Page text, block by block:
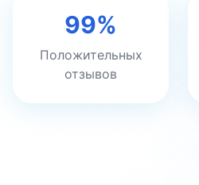
99%
Положительных
отзывов